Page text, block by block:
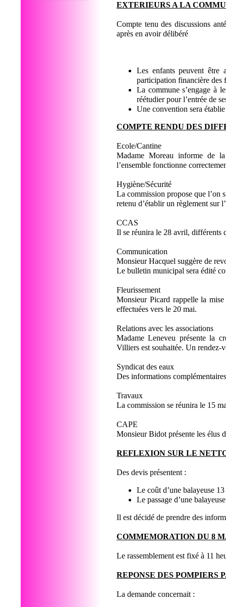
EXTERIEURS A LA
Compte tenu des discussions
après en avoir délibéré
Les enfants peuvent être
participation financière
La commune s’engage à
réétudier pour l’entrée de
Une convention sera
COMPTE RENDU DES
Ecole/Cantine
Madame Moreau informe de
l’ensemble fonctionne
Hygiène/Sécurité
La commission propose que l’on
retenu d’établir un règlement sur
CCAS
Il se réunira le 28 avril, différents
Communication
Monsieur Hacquel suggère de
Le bulletin municipal sera édité
Fleurissement
Monsieur Picard rappelle la
effectuées vers le 20 mai.
Relations avec les associations
Madame Leneveu présente la
Villiers est souhaitée. Un rendez-
Syndicat des eaux
Des informations
Travaux
La commission se réunira le 15
CAPE
Monsieur Bidot présente les élus
REFLEXION SUR LE
Des devis présentent :
Le coût d’une balayeuse
Le passage d’une
Il est décidé de prendre des
COMMEMORATION DU 8
Le rassemblement est fixé à 11
REPONSE DES POMPIERS
La demande concernait :